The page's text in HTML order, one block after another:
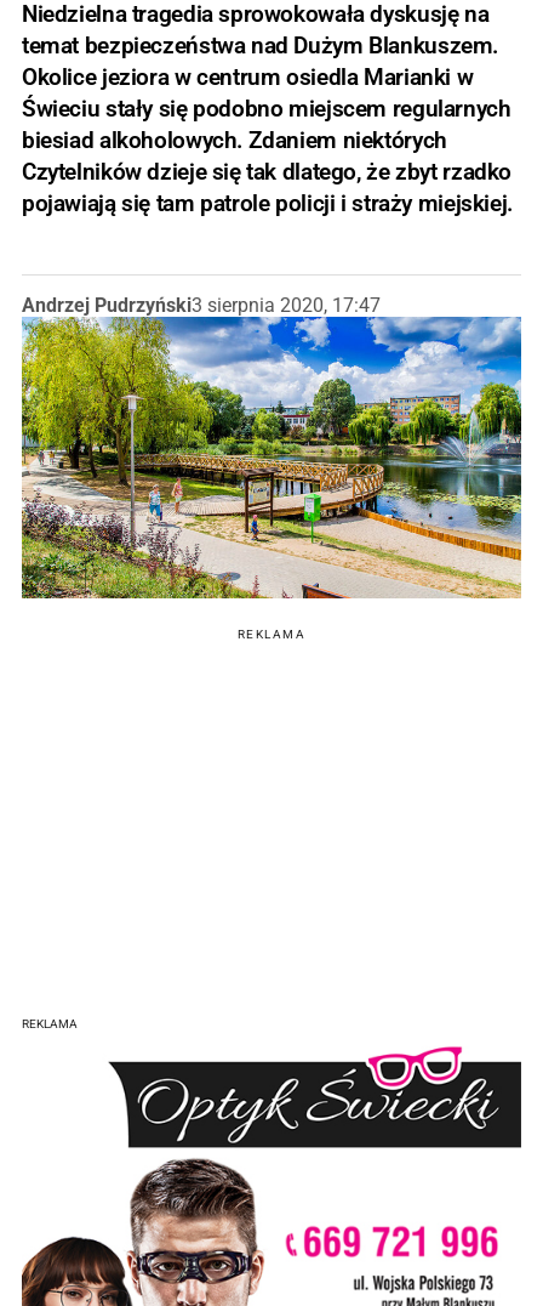
Niedzielna tragedia sprowokowała dyskusję na
temat bezpieczeństwa nad Dużym Blankuszem.
Okolice jeziora w centrum osiedla Marianki w
Świeciu stały się podobno miejscem regularnych
biesiad alkoholowych. Zdaniem niektórych
Czytelników dzieje się tak dlatego, że zbyt rzadko
pojawiają się tam patrole policji i straży miejskiej.
Andrzej Pudrzyński3 sierpnia 2020, 17:47
REKLAMA
REKLAMA